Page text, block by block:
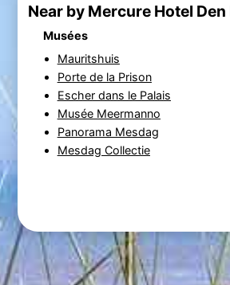
Near by Mercure Hotel
Musées
Mauritshuis
Porte de la Prison
Escher dans le Palais
Musée Meermanno
Panorama Mesdag
Mesdag Collectie